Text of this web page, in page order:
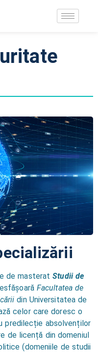
de masteratStudii de
Facultatea de
din Universitatea de
celor care doresc o
predilecție absolvenților
de licență din domeniul
(domeniile de studii